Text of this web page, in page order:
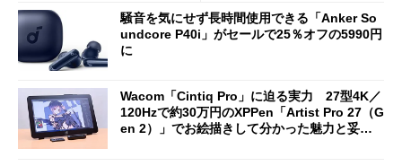
ut」が明...
騒音を気にせず長時間使用できる「Anker So
undcore P40i」がセールで25％オフの5990円
に
Wacom「Cintiq Pro」に迫る実力 27型4K／
120Hzで約30万円のXPPen「Artist Pro 27（G
en 2）」でお絵描きして分かった魅力と妥協